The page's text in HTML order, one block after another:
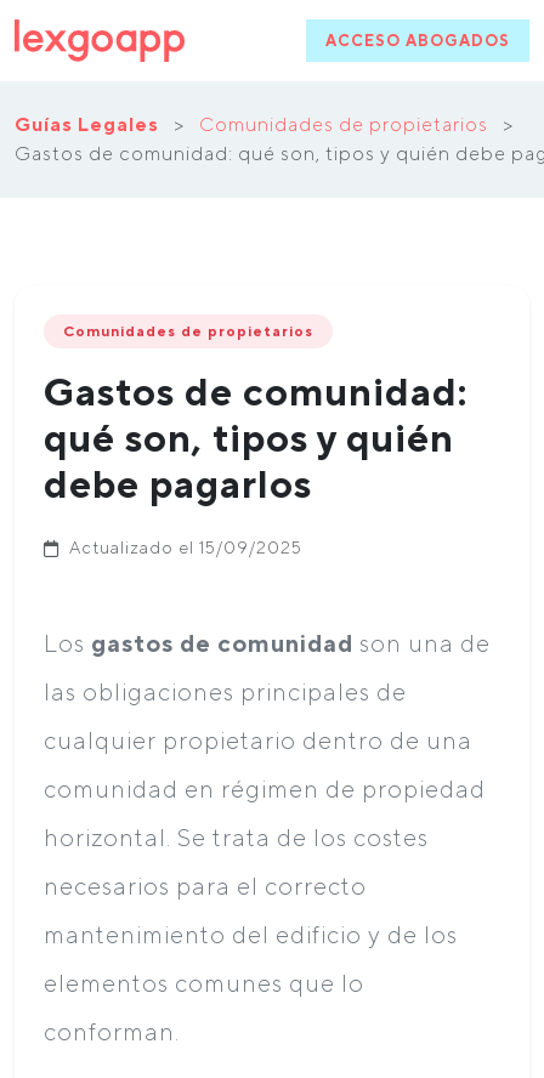
ACCESO ABOGADOS
Guías Legales > Comunidades de propietarios
>
Gastos de comunidad: qué son, tipos y quién debe
Comunidades de propietarios
Gastos de comunidad:
qué son, tipos y quién
debe pagarlos
Actualizado el 15/09/2025
Los gastos de comunidad son una de
las obligaciones principales de
cualquier propietario dentro de una
comunidad en régimen de propiedad
horizontal. Se trata de los costes
necesarios para el correcto
mantenimiento del edificio y de los
elementos comunes que lo
conforman.